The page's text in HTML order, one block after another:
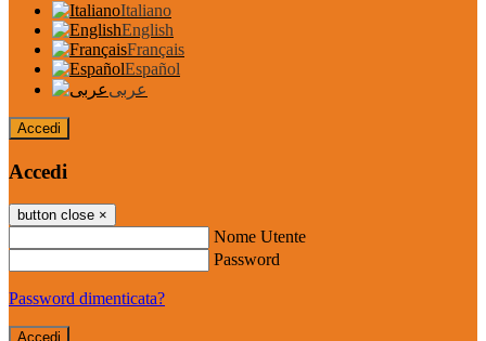
Italiano
English
Français
Español
عربى
Accedi
Accedi
button close ×
Nome Utente
Password
Password dimenticata?